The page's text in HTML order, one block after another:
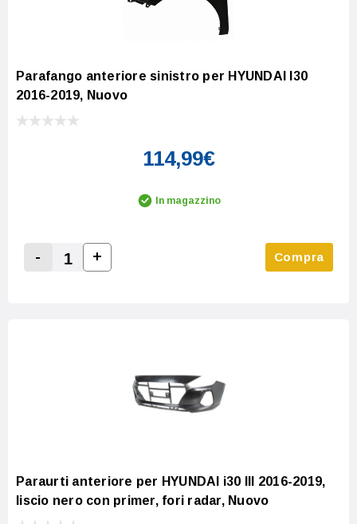
Parafango anteriore sinistro per HYUNDAI I30
2016-2019, Nuovo
114,99€
In magazzino
Decrease Quantity:
-
Increase Quantity:
+ Compra
Paraurti anteriore per HYUNDAI i30 III 2016-2019,
liscio nero con primer, fori radar, Nuovo